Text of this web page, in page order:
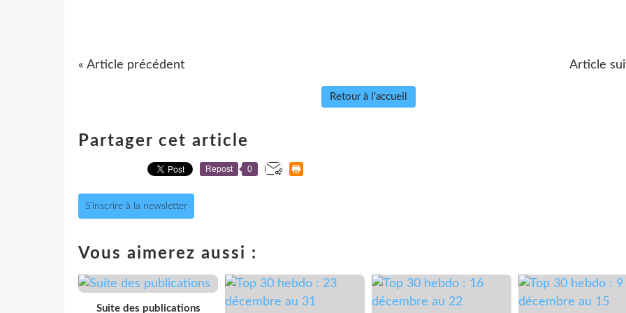
« Article précédent Article
Retour à l'accueil
Partager cet article
Repost 0
S'inscrire à la newsletter
Vous aimerez aussi :
Suite des publications